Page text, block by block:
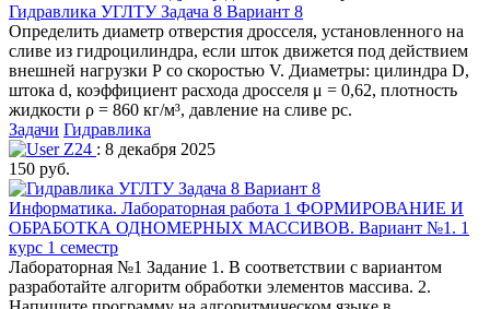
Гидравлика УГЛТУ Задача 8 Вариант 8
Определить диаметр отверстия дросселя, установленного на
сливе из гидроцилиндра, если шток движется под действием
внешней нагрузки Р со скоростью V. Диаметры: цилиндра D,
штока d, коэффициент расхода дросселя μ = 0,62, плотность
жидкости ρ = 860 кг/м³, давление на сливе рс.
Задачи Гидравлика
Z24 : 8 декабря 2025
150 руб.
Информатика. Лабораторная работа 1 ФОРМИРОВАНИЕ И
ОБРАБОТКА ОДНОМЕРНЫХ МАССИВОВ. Вариант №1. 1
курс 1 семестр
Лабораторная №1 Задание 1. В соответствии с вариантом
разработайте алгоритм обработки элементов массива. 2.